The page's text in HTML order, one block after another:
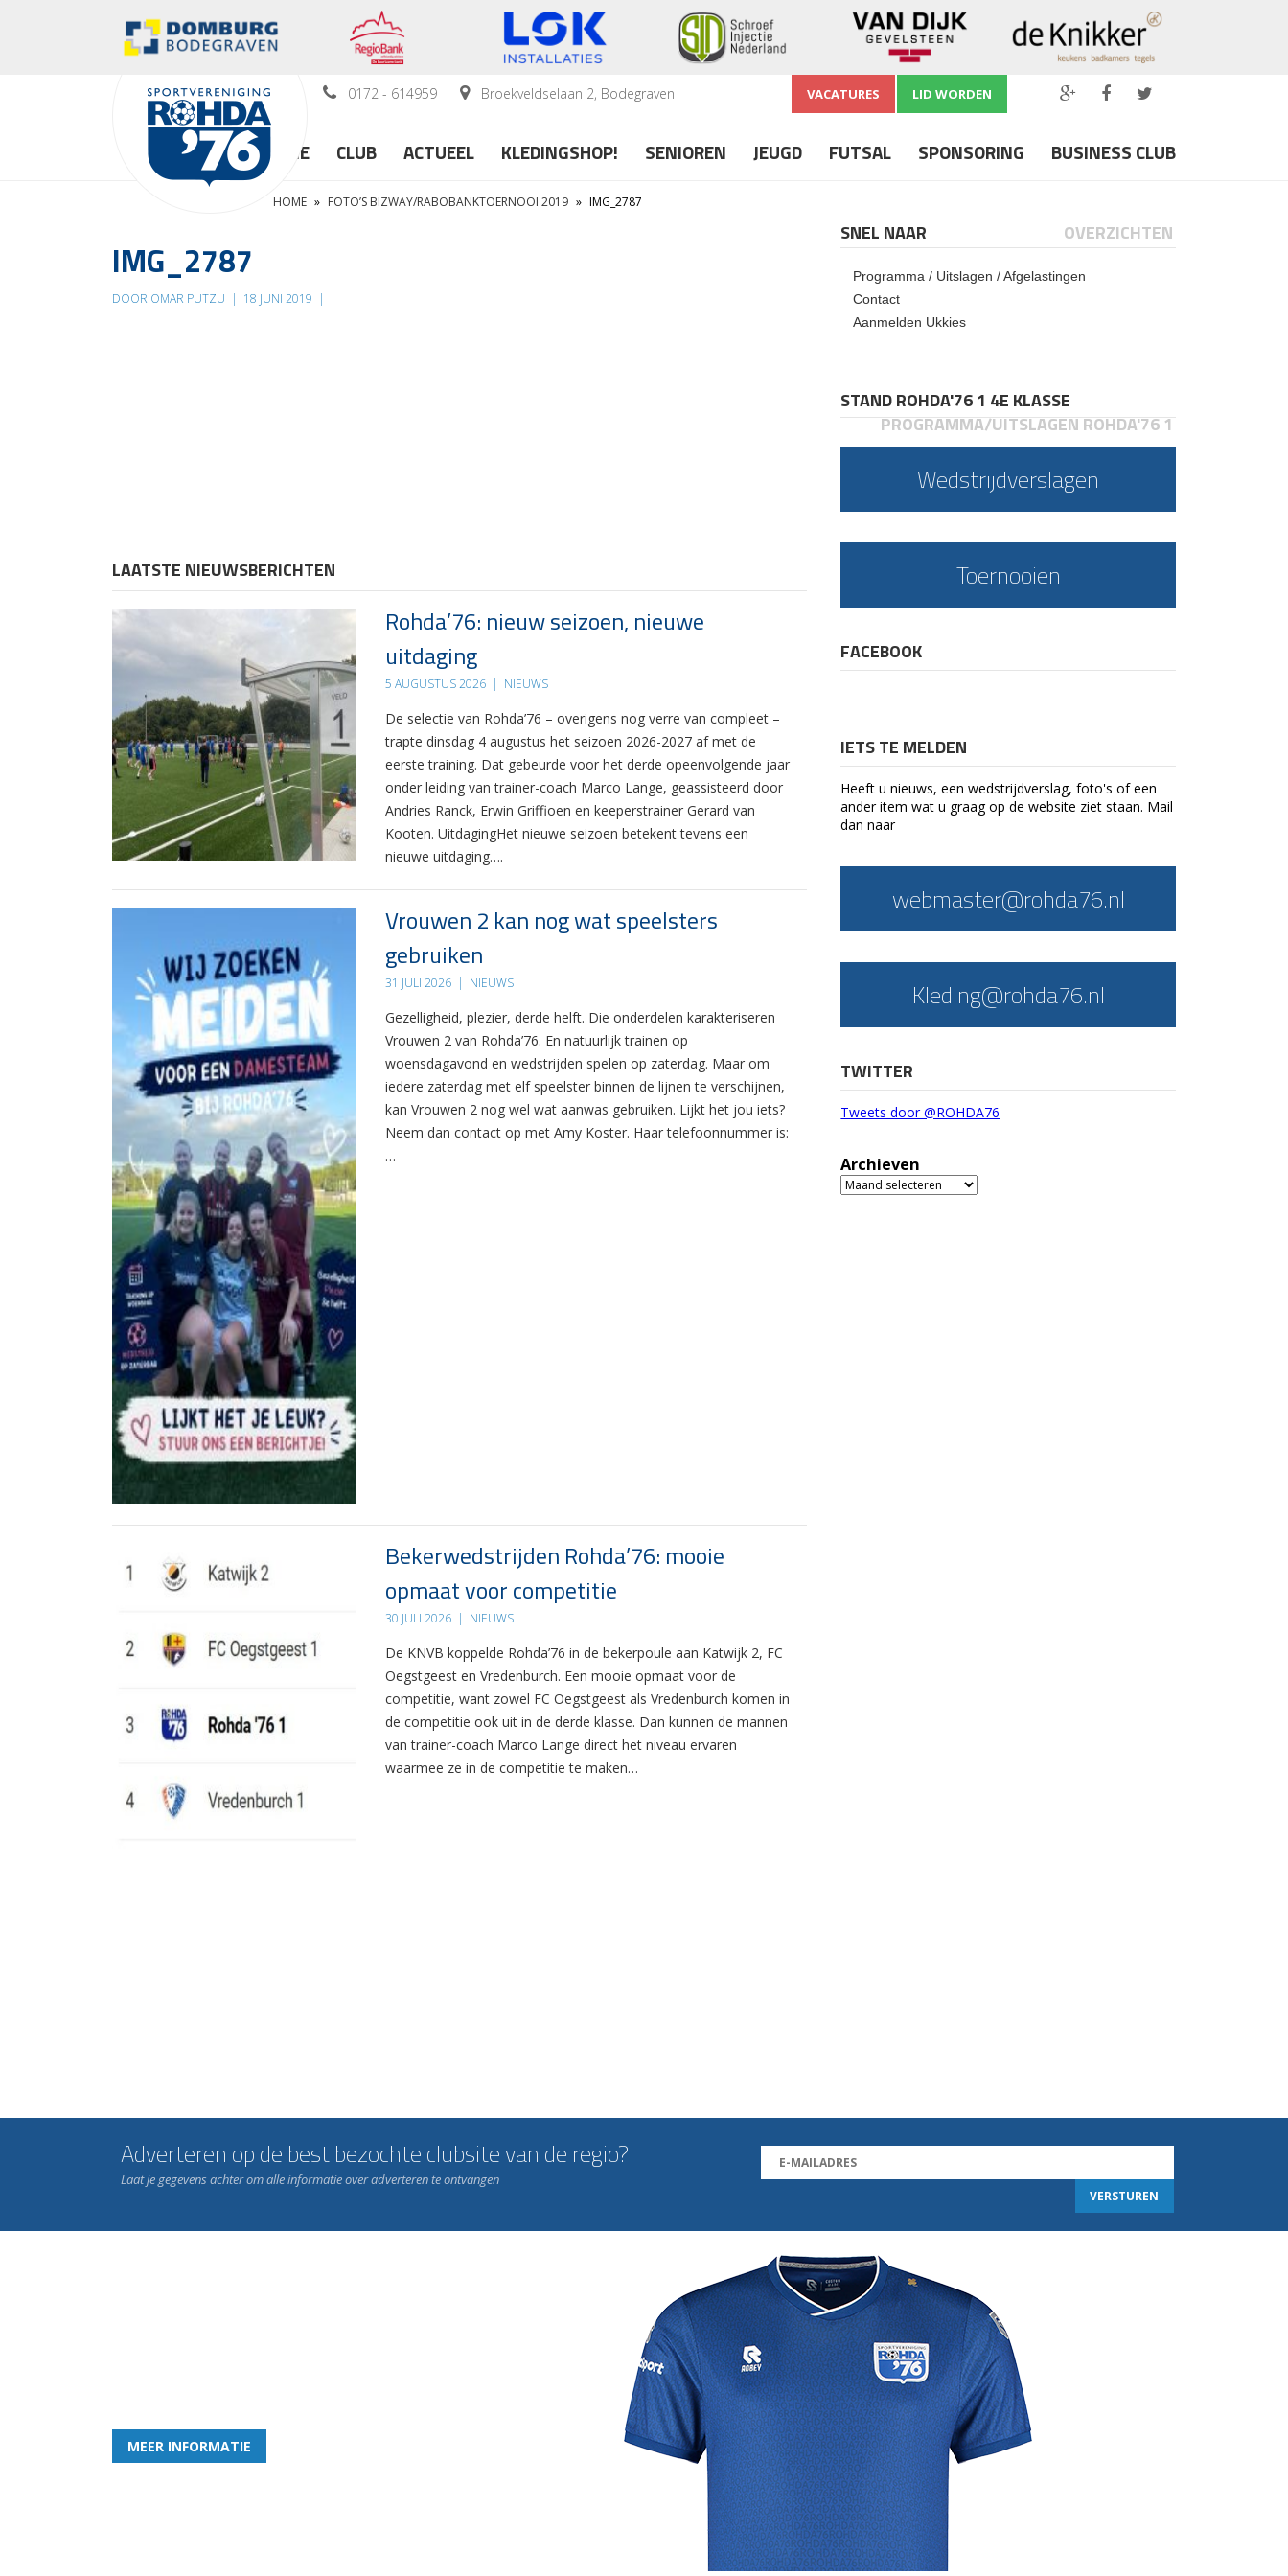
0172 - 614959 Broekveldselaan 2, Bodegraven VACATURES LID WORDEN
HOME CLUB ACTUEEL KLEDINGSHOP! SENIOREN JEUGD FUTSAL SPONSORING BUSINESS CLUB
HOME » FOTO’S BIZWAY/RABOBANKTOERNOOI 2019 » IMG_2787
IMG_2787
DOOR OMAR PUTZU | 18 JUNI 2019 |
LAATSTE NIEUWSBERICHTEN
Rohda’76: nieuw seizoen, nieuwe
uitdaging
5 AUGUSTUS 2026 | NIEUWS
De selectie van Rohda’76 – overigens nog verre van compleet –
trapte dinsdag 4 augustus het seizoen 2026-2027 af met de
eerste training. Dat gebeurde voor het derde opeenvolgende jaar
onder leiding van trainer-coach Marco Lange, geassisteerd door
Andries Ranck, Erwin Griffioen en keeperstrainer Gerard van
Kooten. UitdagingHet nieuwe seizoen betekent tevens een
nieuwe uitdaging….
Vrouwen 2 kan nog wat speelsters
gebruiken
31 JULI 2026 | NIEUWS
Gezelligheid, plezier, derde helft. Die onderdelen karakteriseren
Vrouwen 2 van Rohda’76. En natuurlijk trainen op
woensdagavond en wedstrijden spelen op zaterdag. Maar om
iedere zaterdag met elf speelster binnen de lijnen te verschijnen,
kan Vrouwen 2 nog wel wat aanwas gebruiken. Lijkt het jou iets?
Neem dan contact op met Amy Koster. Haar telefoonnummer is:
…
Bekerwedstrijden Rohda’76: mooie
opmaat voor competitie
30 JULI 2026 | NIEUWS
De KNVB koppelde Rohda’76 in de bekerpoule aan Katwijk 2, FC
Oegstgeest en Vredenburch. Een mooie opmaat voor de
competitie, want zowel FC Oegstgeest als Vredenburch komen in
de competitie ook uit in de derde klasse. Dan kunnen de mannen
van trainer-coach Marco Lange direct het niveau ervaren
waarmee ze in de competitie te maken…
SNEL NAAR OVERZICHTEN
Programma / Uitslagen / Afgelastingen
Contact
Aanmelden Ukkies
STAND ROHDA'76 1 4E KLASSE
PROGRAMMA/UITSLAGEN ROHDA'76 1
Wedstrijdverslagen
Toernooien
FACEBOOK
IETS TE MELDEN
Heeft u nieuws, een wedstrijdverslag, foto's of een
ander item wat u graag op de website ziet staan. Mail
dan naar
webmaster@rohda76.nl
Kleding@rohda76.nl
TWITTER
Tweets door @ROHDA76
Archieven
Archieven
Adverteren op de best bezochte clubsite van de regio?
Laat je gegevens achter om alle informatie over adverteren te ontvangen
MEER INFORMATIE